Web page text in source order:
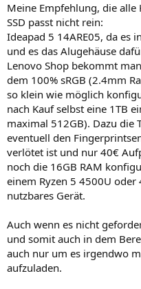
Meine Empfehlung, die
SSD passt nicht rein:
Ideapad 5 14ARE05, da es
und es das Alugehäuse
Lenovo Shop bekommt
dem 100% sRGB (2.4mm
so klein wie möglich
nach Kauf selbst eine 1TB
maximal 512GB). Dazu die
eventuell den
verlötet ist und nur 40€
noch die 16GB RAM
einem Ryzen 5 4500U
nutzbares Gerät.
Auch wenn es nicht
und somit auch in dem
auch nur um es irgendwo
aufzuladen.